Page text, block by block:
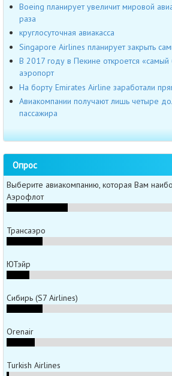
Boeing планирует увеличит мировой
раза
круглосуточная авиакасса
Singapore Airlines планирует закрыть
В 2017 году в Пекине откроется
аэропорт
На борту Emirates Airline заработали
Авиакомпании получают лишь четыре
пассажира
Опрос
Выберите авиакомпанию, которая Вам
Аэрофлот
Трансаэро
ЮТэйр
Сибирь (S7 Airlines)
Orenair
Turkish Airlines